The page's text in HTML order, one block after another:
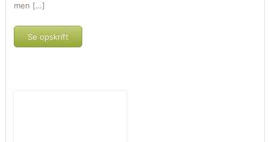
men […]
Se opskrift